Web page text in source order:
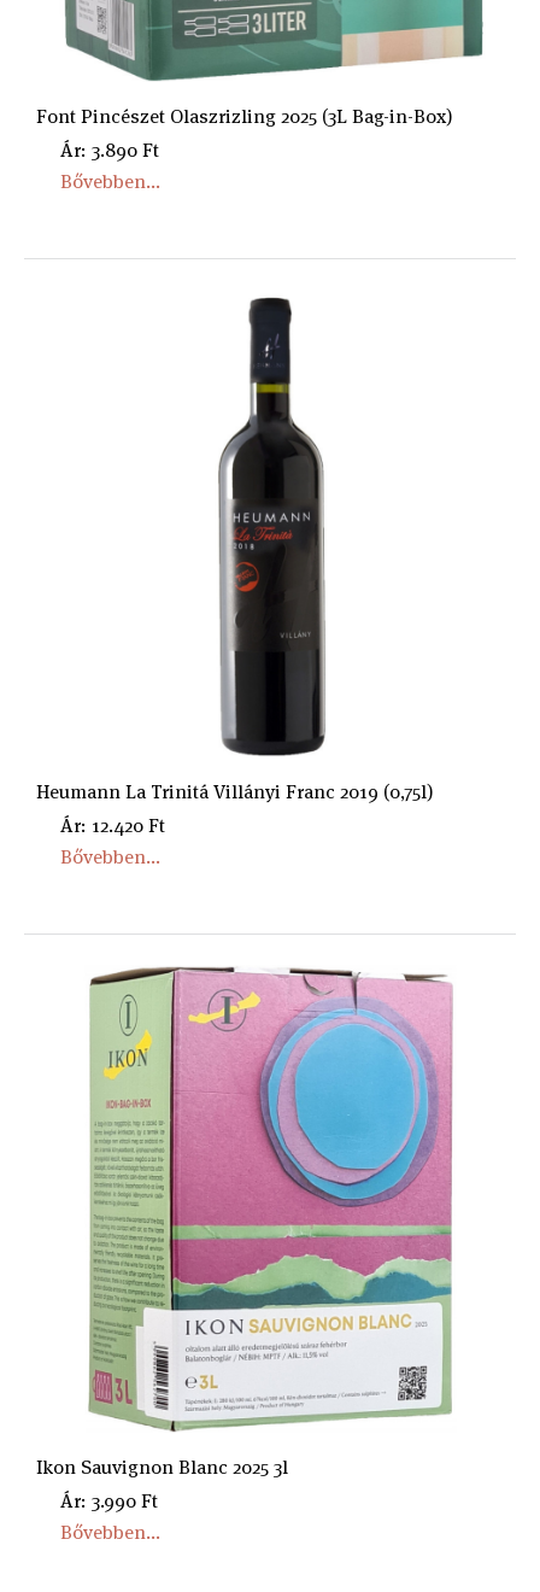
Font Pincészet Olaszrizling 2025 (3L Bag-in-Box)
Ár: 3.890 Ft
Bővebben...
Heumann La Trinitá Villányi Franc 2019 (0,75l)
Ár: 12.420 Ft
Bővebben...
Ikon Sauvignon Blanc 2025 3l
Ár: 3.990 Ft
Bővebben...